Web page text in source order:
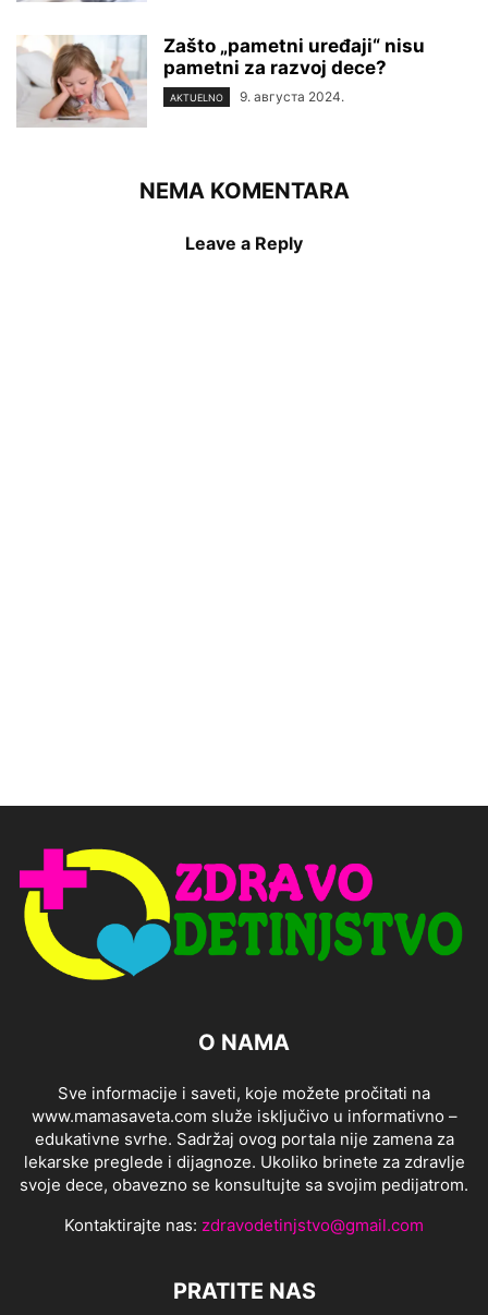
Zašto „pametni uređaji“ nisu
pametni za razvoj dece?
AKTUELNO 9. августа 2024.
NEMA KOMENTARA
Leave a Reply
O NAMA
Sve informacije i saveti, koje možete pročitati na
www.mamasaveta.com služe isključivo u informativno –
edukativne svrhe. Sadržaj ovog portala nije zamena za
lekarske preglede i dijagnoze. Ukoliko brinete za zdravlje
svoje dece, obavezno se konsultujte sa svojim pedijatrom.
Kontaktirajte nas: zdravodetinjstvo@gmail.com
PRATITE NAS